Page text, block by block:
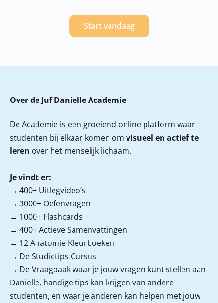
Start vandaag
Over de Juf Danielle Academie
De Academie is een groeiend online platform waar
studenten bij elkaar komen om visueel en actief te
leren over het menselijk lichaam.
Je vindt er:
→ 400+ Uitlegvideo’s
→ 3000+ Oefenvragen
→ 1000+ Flashcards
→ 400+ Actieve Samenvattingen
→ 12 Anatomie Kleurboeken
→ De Studietips Cursus
→ De Vraagbaakwaar je jouw vragen kunt stellen aan
Danielle, handige tips kan krijgen van andere
studenten, en waar je anderen kan helpen met jouw